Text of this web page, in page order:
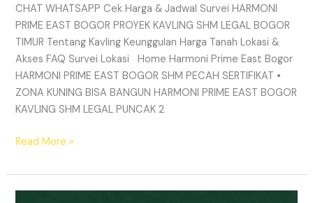
CHAT WHATSAPP Cek Harga & Jadwal Survei HARMONI
PRIME EAST BOGOR PROYEK KAVLING SHM LEGAL BOGOR
TIMUR Tentang Kavling Keunggulan Harga Tanah Lokasi &
Akses FAQ Survei Lokasi Home Harmoni Prime East Bogor
HARMONI PRIME EAST BOGOR SHM PECAH SERTIFIKAT •
ZONA KUNING BISA BANGUN HARMONI PRIME EAST BOGOR
KAVLING SHM LEGAL PUNCAK 2
Read More »